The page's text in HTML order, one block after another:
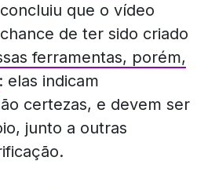
que o vídeo
de ter sido criado
ferramentas, porém,
: elas indicam
certezas, e devem ser
junto a outras